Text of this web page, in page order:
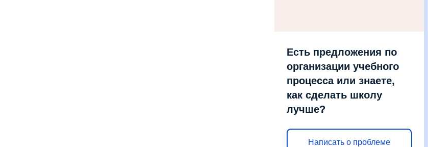
Есть предложения по
организации учебного
процесса или знаете,
как сделать школу
лучше?
Написать о проблеме